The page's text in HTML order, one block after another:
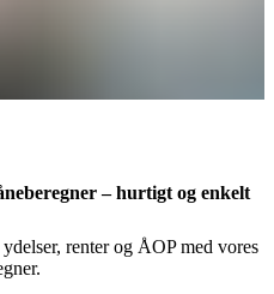
– hurtigt og enkelt
renter og ÅOP med vores